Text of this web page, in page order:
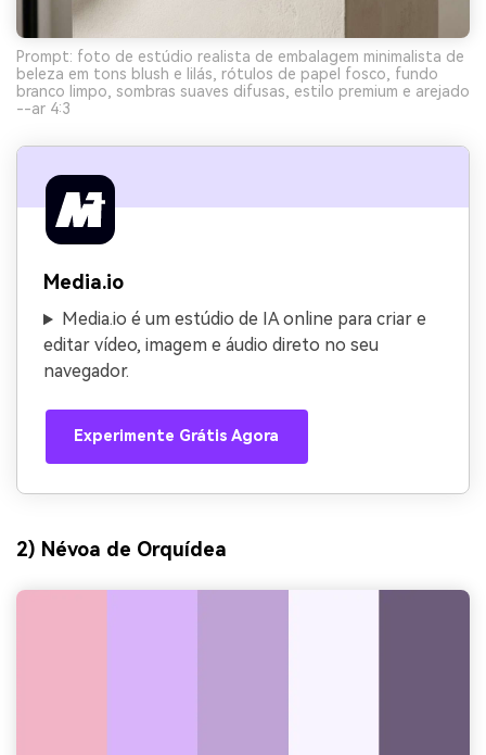
Prompt: foto de estúdio realista de embalagem minimalista de
beleza em tons blush e lilás, rótulos de papel fosco, fundo
branco limpo, sombras suaves difusas, estilo premium e arejado
--ar 4:3
Media.io
Media.io é um estúdio de IA online para criar e
editar vídeo, imagem e áudio direto no seu
navegador.
Experimente Grátis Agora
2) Névoa de Orquídea